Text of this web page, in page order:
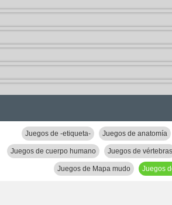
Juegos de -etiqueta- Juegos de anatomía
Juegos de cuerpo humano Juegos de vértebras
Juegos de Mapa mudo Juegos